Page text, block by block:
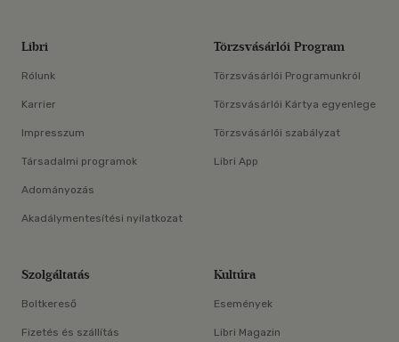
Libri
Rólunk
Karrier
Impresszum
Társadalmi programok
Adományozás
Akadálymentesítési nyilatkozat
Törzsvásárlói Program
Törzsvásárlói Programunkról
Törzsvásárlói Kártya egyenlege
Törzsvásárlói szabályzat
Libri App
Szolgáltatás
Boltkereső
Fizetés és szállítás
Kultúra
Események
Libri Magazin